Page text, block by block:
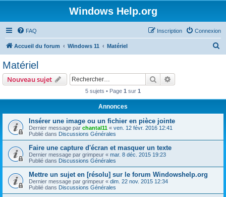
Windows Help.org
FAQ Connexion
Inscription
Accueil du forum Windows 11 Matériel
e
Matériel
Nouveau sujet Rechercher
5 sujets • Page 1 sur 1
Annonces
Insérer une image ou un fichier en pièce jointe
Dernier message par chantal11 « ven. 12 févr. 2016 12:41
Publié dans Discussions Générales
Faire une capture d'écran et masquer un texte
Dernier message par grimpeur « mar. 8 déc. 2015 19:23
Publié dans Discussions Générales
Mettre un sujet en [résolu] sur le forum Windowshelp.org
Dernier message par grimpeur « dim. 22 nov. 2015 12:34
Publié dans Discussions Générales